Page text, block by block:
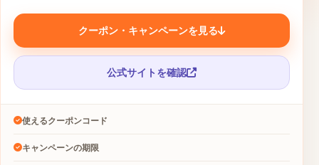
クーポン・キャンペーンを見る
公式サイトを確認
使えるクーポンコード
キャンペーンの期限